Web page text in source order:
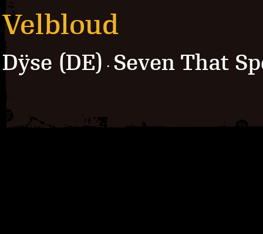
Velbloud
Dÿse (DE) · Seven That